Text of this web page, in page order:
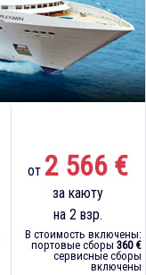
от 2 566 €
за каюту
на 2 взр.
В стоимость включены:
портовые сборы 360 €
сервисные сборы
включены